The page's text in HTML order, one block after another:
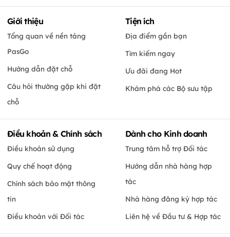
Giới thiệu
Tổng quan về nền tảng
PasGo
Hướng dẫn đặt chỗ
Câu hỏi thường gặp khi đặt
chỗ
Tiện ích
Địa điểm gần bạn
Tìm kiếm ngay
Ưu đãi đang Hot
Khám phá các Bộ sưu tập
Điều khoản & Chính sách
Điều khoản sử dụng
Quy chế hoạt động
Chính sách bảo mật thông
tin
Điều khoản với Đối tác
Dành cho Kinh doanh
Trung tâm hỗ trợ Đối tác
Hướng dẫn nhà hàng hợp
tác
Nhà hàng đăng ký hợp tác
Liên hệ về Đầu tư & Hợp tác